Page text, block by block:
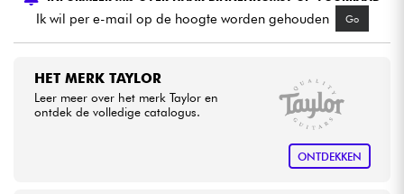
HiFi
Sets
Ik wil per e-mail op de hoogte worden gehouden Go
HET MERK TAYLOR
Leer meer over het merk Taylor en
ontdek de volledige catalogus.
ONTDEKKEN